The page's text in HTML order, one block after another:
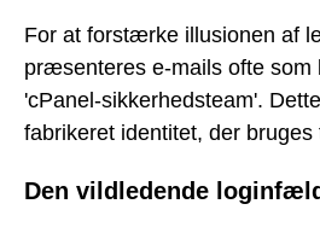
For at forstærke illusionen af
præsenteres e-mails ofte som
'cPanel-sikkerhedsteam'.
fabrikeret identitet, der bruges
Den vildledende